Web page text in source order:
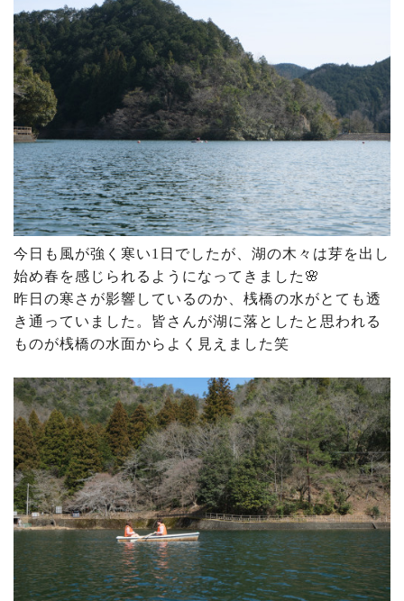
今日も風が強く寒い1日でしたが、湖の木々は芽を出し
始め春を感じられるようになってきました🌸
昨日の寒さが影響しているのか、桟橋の水がとても透
き通っていました。皆さんが湖に落としたと思われる
ものが桟橋の水面からよく見えました笑